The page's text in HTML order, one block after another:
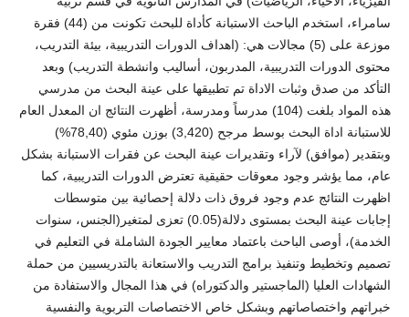
سامراء، استخدم الباحث الاستبانة كأداة للبحث تكونت من (44) فقرة
موزعة على (5) مجالات هي: (اهداف الدورات التدريبية، بيئة التدريب،
محتوى الدورات التدريبية، المدربون، أساليب وانشطة التدريب) وبعد
التأكد من صدق وثبات الاداة تم تطبيقها على عينة البحث من مدرسي
هذه المواد بلغت (104) مدرساً ومدرسة، أظهرت النتائج ان المعدل العام
للاستبانة اداة البحث بوسط مرجح (3,420) بوزن مئوي (78,40%)
وبتقدير (موافق) لآراء وتقديرات عينة البحث عن فقرات الاستبانة بشكل
عام، مما يؤشر وجود معوقات حقيقية تعترض الدورات التدريبية، كما
اظهرت النتائج عدم وجود فروق ذات دلالة إحصائية بين متوسطات
إجابات عينة البحث بمستوى دلالة(0.05) تعزى لمتغير(الجنس، سنوات
الخدمة)، أوصى الباحث باعتماد معايير الجودة الشاملة في التعليم في
تصميم وتخطيط وتنفيذ برامج التدريب والاستعانة بالتدريسيين من حملة
الشهادات العليا (الماجستير والدكتوراه) في هذا المجال والاستفادة من
خبراتهم واختصاصاتهم وبشكل خاص الاختصاصات التربوية والنفسية